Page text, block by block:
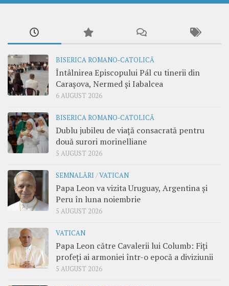
BISERICA ROMANO-CATOLICĂ
Întâlnirea Episcopului Pál cu tinerii din
Carașova, Nermed și Iabalcea
6 AUGUST 2026
BISERICA ROMANO-CATOLICĂ
Dublu jubileu de viață consacrată pentru
două surori morinelliane
5 AUGUST 2026
SEMNALĂRI /VATICAN
Papa Leon va vizita Uruguay, Argentina și
Peru în luna noiembrie
5 AUGUST 2026
VATICAN
Papa Leon către Cavalerii lui Columb: Fiți
profeți ai armoniei într-o epocă a diviziunii
5 AUGUST 2026